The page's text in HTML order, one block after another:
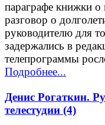
параграфе книжки о
разговор о
руководителю для
задержались в
телепрограммы
Подробнее...
Денис Рогаткин.
телестудии (4)